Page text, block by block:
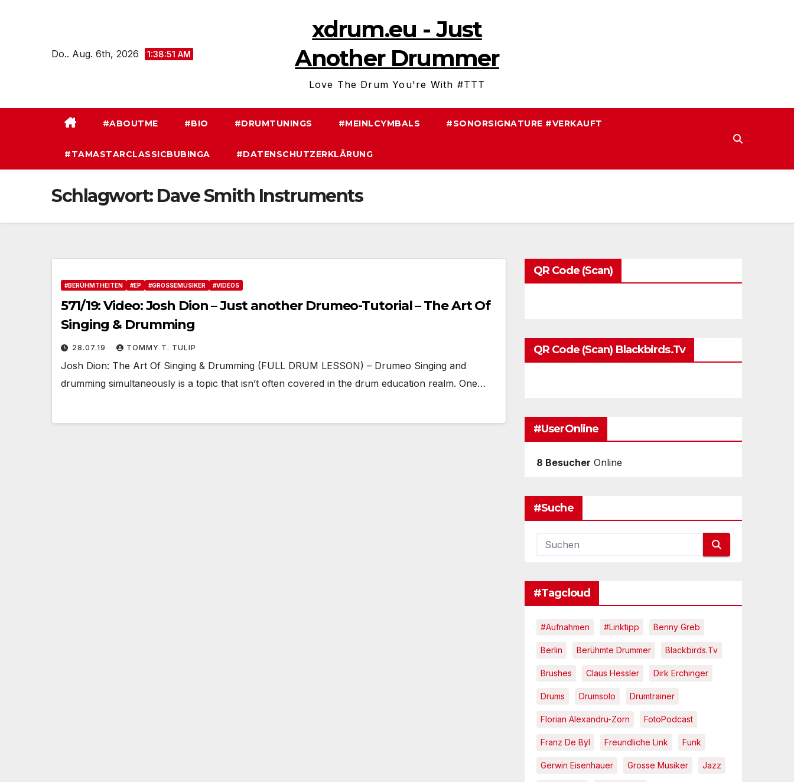
Do.. Aug. 6th, 2026
1:38:52 AM
xdrum.eu - Just
Another Drummer
Love The Drum You're With #TTT
#ABOUTME #BIO #DRUMTUNINGS #MEINLCYMBALS #SONORSIGNATURE #VERKAUFT
#TAMASTARCLASSICBUBINGA #DATENSCHUTZERKLÄRUNG
Schlagwort: Dave Smith Instruments
#BERÜHMTHEITEN #EP #GROSSEMUSIKER #VIDEOS
571/19: Video: Josh Dion – Just another Drumeo-Tutorial – The Art Of
Singing & Drumming
28.07.19 TOMMY T. TULIP
Josh Dion: The Art Of Singing & Drumming (FULL DRUM LESSON) – Drumeo Singing and
drumming simultaneously is a topic that isn’t often covered in the drum education realm. One…
QR Code (Scan)
QR Code (Scan) Blackbirds.tv
#UserOnline
8 Besucher Online
#Suche
#Tagcloud
#Aufnahmen #Linktipp Benny Greb
Berlin Berühmte Drummer Blackbirds.tv
Brushes Claus Hessler Dirk Erchinger
Drums Drumsolo Drumtrainer
Florian Alexandru-Zorn FotoPodcast
Franz De Bÿl Freundliche Link Funk
Gerwin Eisenhauer Grosse Musiker Jazz